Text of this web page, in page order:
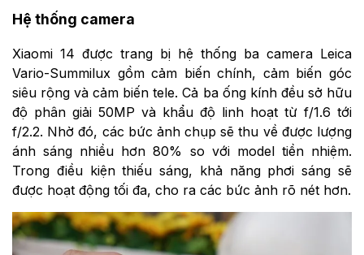
Hệ thống camera
Xiaomi 14 được trang bị hệ thống ba camera Leica
Vario-Summilux gồm cảm biến chính, cảm biến góc
siêu rộng và cảm biến tele. Cả ba ống kính đều sở hữu
độ phân giải 50MP và khẩu độ linh hoạt từ f/1.6 tới
f/2.2. Nhờ đó, các bức ảnh chụp sẽ thu về được lượng
ánh sáng nhiều hơn 80% so với model tiền nhiệm.
Trong điều kiện thiếu sáng, khả năng phơi sáng sẽ
được hoạt động tối đa, cho ra các bức ảnh rõ nét hơn.